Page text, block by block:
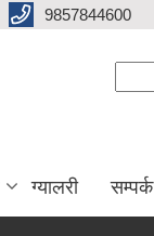
9857844600
ग्यालरी सम्पर्क